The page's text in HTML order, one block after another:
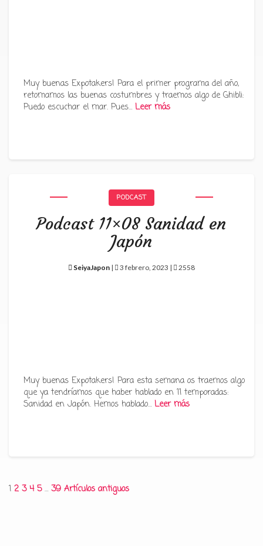
Muy buenas Expotakers! Para el primer programa del año,
retomamos las buenas costumbres y traemos algo de Ghibli:
Puedo escuchar el mar. Pues… Leer más
PODCAST
Podcast 11×08 Sanidad en
Japón
SeiyaJapon | 3 febrero, 2023 | 2558
Muy buenas Expotakers! Para esta semana os traemos algo
que ya tendríamos que haber hablado en 11 temporadas:
Sanidad en Japón. Hemos hablado… Leer más
Paginación
1 2 3 4 5 … 39 Artículos antiguos